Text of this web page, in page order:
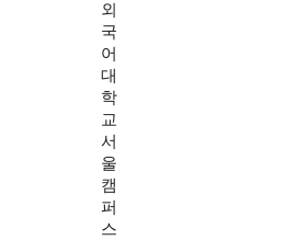
외
국
어
대
학
교
서
울
캠
퍼
스